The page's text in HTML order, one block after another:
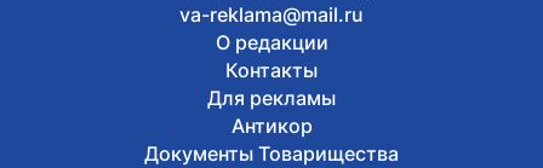
va-reklama@mail.ru
О редакции
Контакты
Для рекламы
Антикор
Документы Товарищества